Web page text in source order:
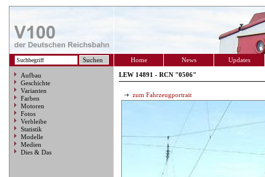
Home News Updates
Aufbau
Geschichte
Varianten
Farben
Motoren
Fotos
Verbleibe
Statistik
Modelle
Medien
Dies & Das
LEW 14891 - RCN "0506"
zum Fahrzeugportrait